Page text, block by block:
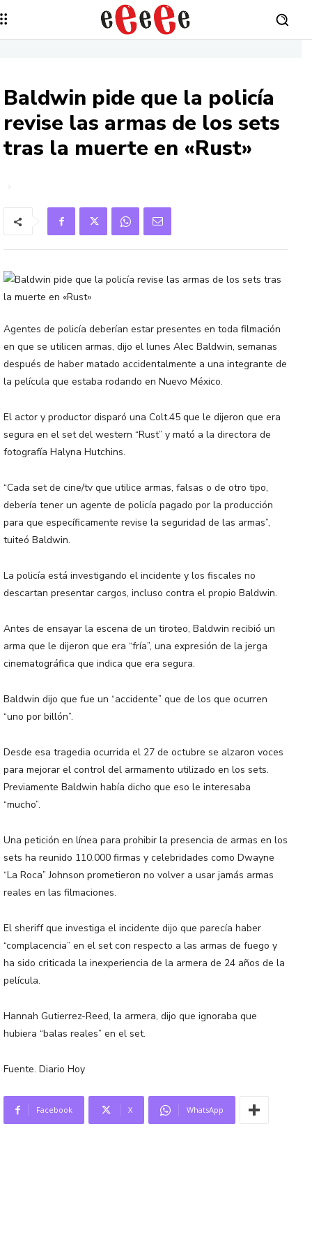
Baldwin pide que la policía
revise las armas de los sets
tras la muerte en «Rust»
Agentes de policía deberían estar presentes en toda filmación
en que se utilicen armas, dijo el lunes Alec Baldwin, semanas
después de haber matado accidentalmente a una integrante de
la película que estaba rodando en Nuevo México.
El actor y productor disparó una Colt.45 que le dijeron que era
segura en el set del western “Rust” y mató a la directora de
fotografía Halyna Hutchins.
“Cada set de cine/tv que utilice armas, falsas o de otro tipo,
debería tener un agente de policía pagado por la producción
para que específicamente revise la seguridad de las armas”,
tuiteó Baldwin.
La policía está investigando el incidente y los fiscales no
descartan presentar cargos, incluso contra el propio Baldwin.
Antes de ensayar la escena de un tiroteo, Baldwin recibió un
arma que le dijeron que era “fría”, una expresión de la jerga
cinematográfica que indica que era segura.
Baldwin dijo que fue un “accidente” que de los que ocurren
“uno por billón”.
Desde esa tragedia ocurrida el 27 de octubre se alzaron voces
para mejorar el control del armamento utilizado en los sets.
Previamente Baldwin había dicho que eso le interesaba
“mucho”.
Una petición en línea para prohibir la presencia de armas en los
sets ha reunido 110.000 firmas y celebridades como Dwayne
“La Roca” Johnson prometieron no volver a usar jamás armas
reales en las filmaciones.
El sheriff que investiga el incidente dijo que parecía haber
“complacencia” en el set con respecto a las armas de fuego y
ha sido criticada la inexperiencia de la armera de 24 años de la
película.
Hannah Gutierrez-Reed, la armera, dijo que ignoraba que
hubiera “balas reales” en el set.
Fuente. Diario Hoy
Facebook X WhatsApp